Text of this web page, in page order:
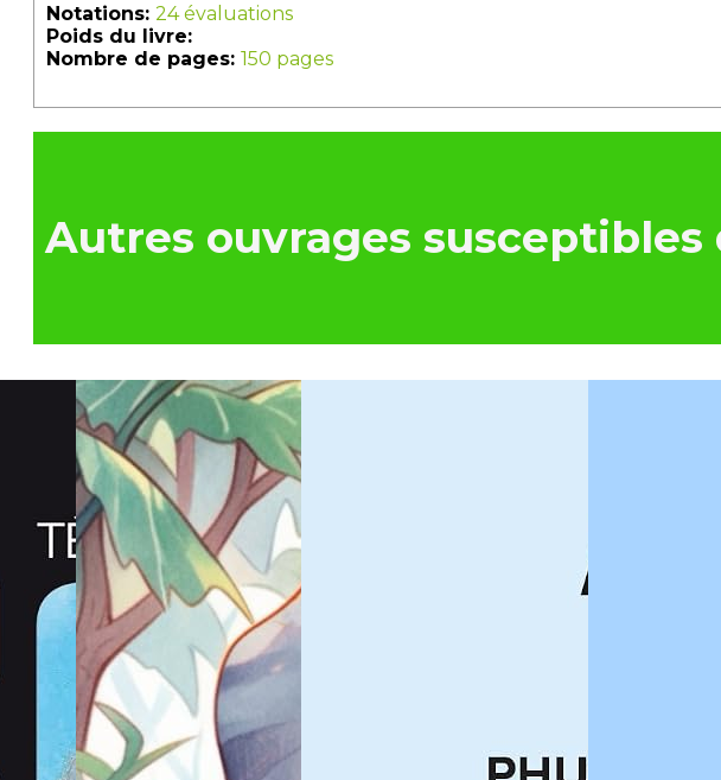
Notations: 24 évaluations
Poids du livre:
Nombre de pages: 150 pages
Autres ouvrages susceptibles